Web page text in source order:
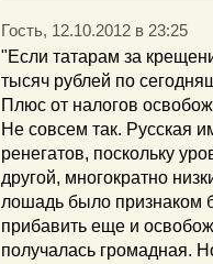
Гость, 12.10.2012 в 23:25
"Если татарам за
тысяч рублей по
Плюс от налогов
Не совсем так. Русская
ренегатов, поскольку
другой, многократно
лошадь было признаком
прибавить еще и
получалась громадная.